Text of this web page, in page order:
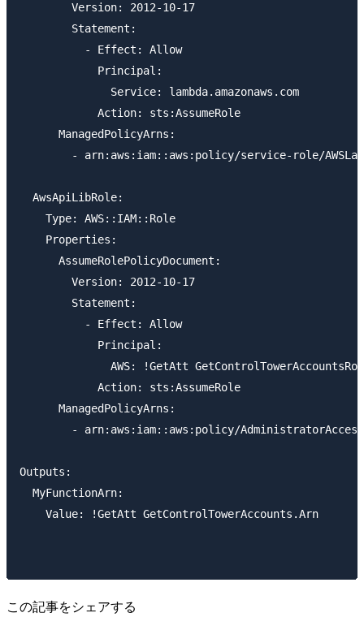
        Version: 2012-10-17
        Statement:
          - Effect: Allow
            Principal:
              Service: lambda.amazonaws.com
            Action: sts:AssumeRole
      ManagedPolicyArns:
- arn:aws:iam::aws:policy/service-role/
  AwsApiLibRole:
    Type: AWS::IAM::Role
    Properties:
      AssumeRolePolicyDocument:
        Version: 2012-10-17
        Statement:
          - Effect: Allow
            Principal:
AWS: !GetAtt
            Action: sts:AssumeRole
      ManagedPolicyArns:
        - arn:aws:iam::aws:policy/AdministratorAccess
Outputs:
  MyFunctionArn:
    Value: !GetAtt GetControlTowerAccounts.Arn
この記事をシェアする